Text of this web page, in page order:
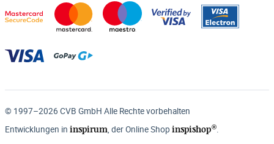
© 1997–2026 CVB GmbH Alle Rechte vorbehalten
Entwicklungen in inspirum, der Online Shop inspishop®.